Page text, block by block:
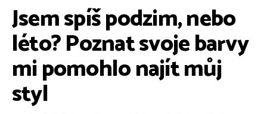
Jsem spíš podzim, nebo
léto? Poznat svoje barvy
mi pomohlo najít můj
styl